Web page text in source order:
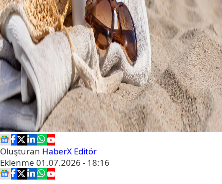
Oluşturan HaberX Editör
Eklenme 01.07.2026 - 18:16